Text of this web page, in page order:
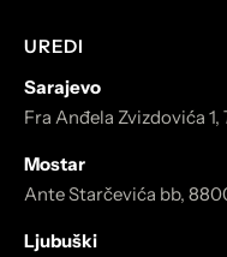
UREDI
Sarajevo
Fra Anđela Zvizdovića
Mostar
Ante Starčevića bb,
Ljubuški